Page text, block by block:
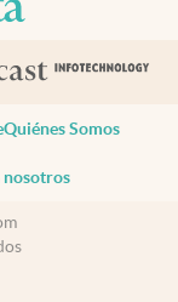
Quiénes Somos
nosotros